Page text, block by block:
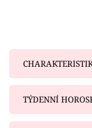
Sledujte nás
TÝDENNÍ